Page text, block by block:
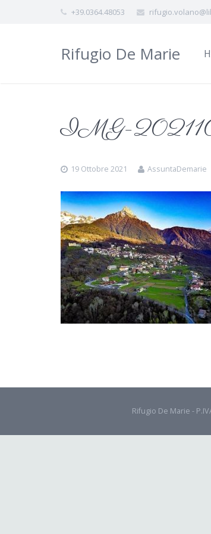
+39.0364.48053
Rifugio De Marie
IMG-
19 Ottobre 2021 AssuntaDemarie
Rifugio De Marie -